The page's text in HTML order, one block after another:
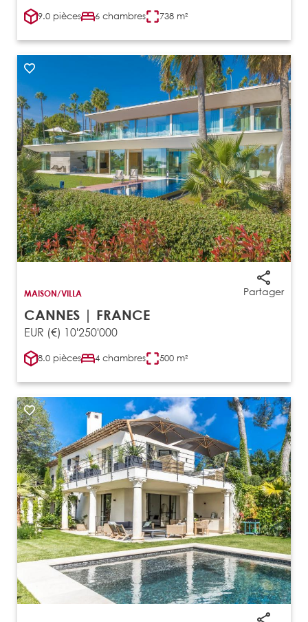
9.0 pièces 6 chambres 738 m²
Partager
MAISON/VILLA
CANNES | FRANCE
EUR (€) 10'250'000
8.0 pièces 4 chambres 500 m²